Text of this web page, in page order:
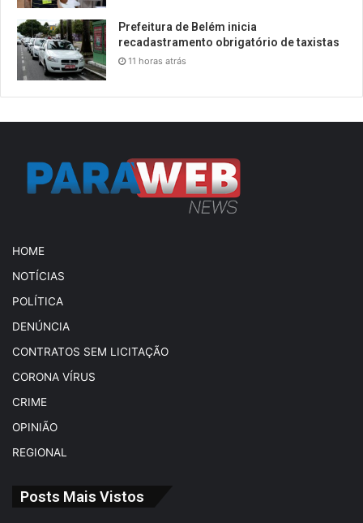
Prefeitura de Belém inicia
recadastramento obrigatório de taxistas
11 horas atrás
HOME
NOTÍCIAS
POLÍTICA
DENÚNCIA
CONTRATOS SEM LICITAÇÃO
CORONA VÍRUS
CRIME
OPINIÃO
REGIONAL
Posts Mais Vistos